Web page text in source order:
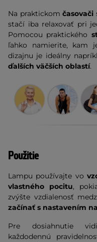
Na praktickomčasovači
stačí iba relaxovať pri
Pomocou praktického
ľahko namierite, kam
dizajnu je ideálny
ďalších väčších oblastí.
Použitie
Lampu používajte vo
vlastného pocitu,
zvýšte vzdialenosť
začínať s nastavením
Pre dosiahnutie
každodennú